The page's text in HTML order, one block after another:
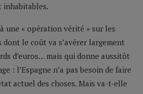
inhabitables.
une « opération vérité » sur les
dont le coût va s’avérer largement
d’euros… mais qui donne aussitôt
: l’Espagne n’a pas besoin de faire
actuel des choses. Mais va-t-elle